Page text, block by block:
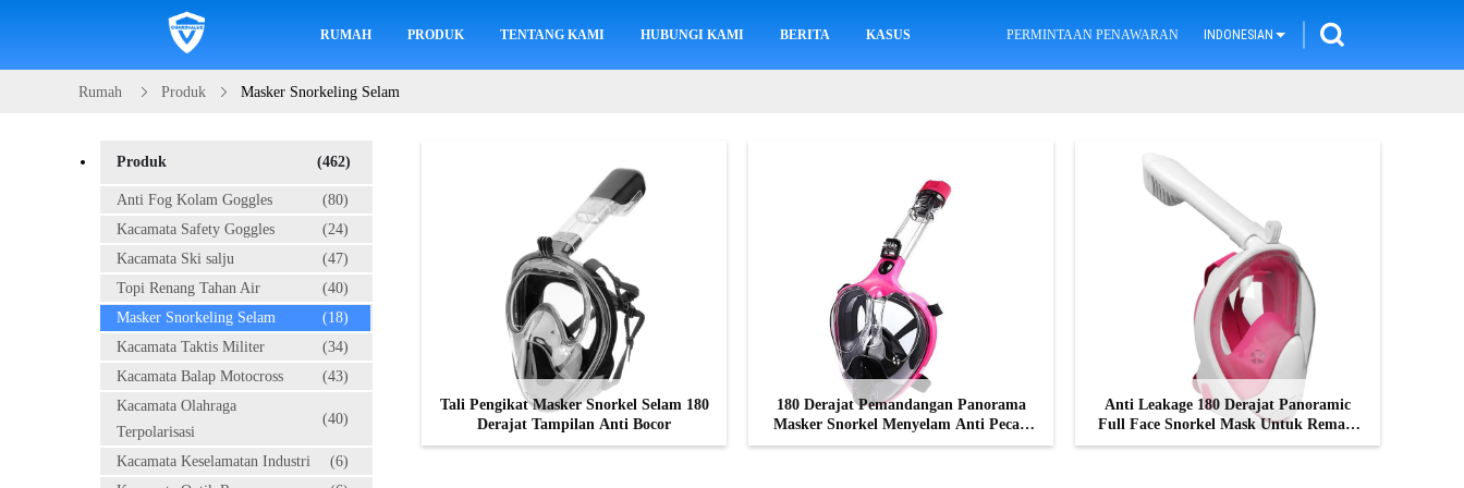
RUMAH PRODUK TENTANG KAMI HUBUNGI KAMI BERITA KASUS PERMINTAAN PENAWARAN INDONESIAN
Rumah Produk Masker Snorkeling Selam
Produk (462)
Anti Fog Kolam Goggles
(80)
Kacamata Safety Goggles
(24)
Kacamata Ski salju
(47)
Topi Renang Tahan Air
(40)
Masker Snorkeling Selam
(18)
Kacamata Taktis Militer
(34)
Kacamata Balap Motocross
(43)
Kacamata Olahraga
Terpolarisasi
(40)
Kacamata Keselamatan Industri
(6)
Tali Pengikat Masker Snorkel Selam 180
Derajat Tampilan Anti Bocor
180 Derajat Pemandangan Panorama
Masker Snorkel Menyelam Anti Pecah
Silikon
Anti Leakage 180 Derajat Panoramic
Full Face Snorkel Mask Untuk Remaja
Dewasa